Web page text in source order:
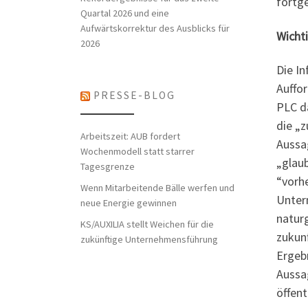
Die
PLC
die
Quartal 2026 und eine
Aufwärtskorrektur des Ausblicks für
2026
PRESSE-BLOG
Arbeitszeit: AUB fordert
Wochenmodell statt starrer
Tagesgrenze
Wenn Mitarbeitende Bälle werfen und
neue Energie gewinnen
KS/AUXILIA stellt Weichen für die
zukünftige Unternehmensführung